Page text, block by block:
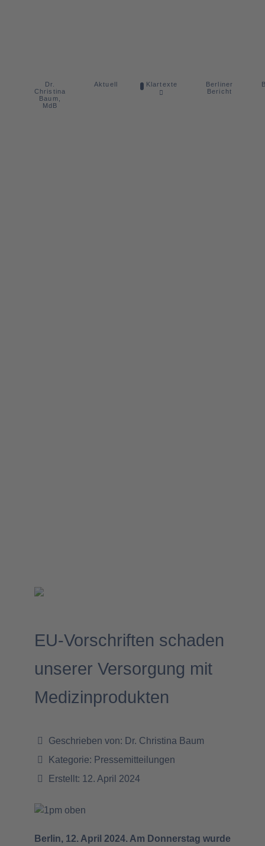
Dr.
Christina
Baum,
MdB
Aktuell Klartexte
Berliner
Bericht
EU-Vorschriften schaden
unserer Versorgung mit
Medizinprodukten
Geschrieben von: Dr. Christina Baum
Kategorie: Pressemitteilungen
Erstellt: 12. April 2024
Berlin, 12. April 2024. Am Donnerstag wurde